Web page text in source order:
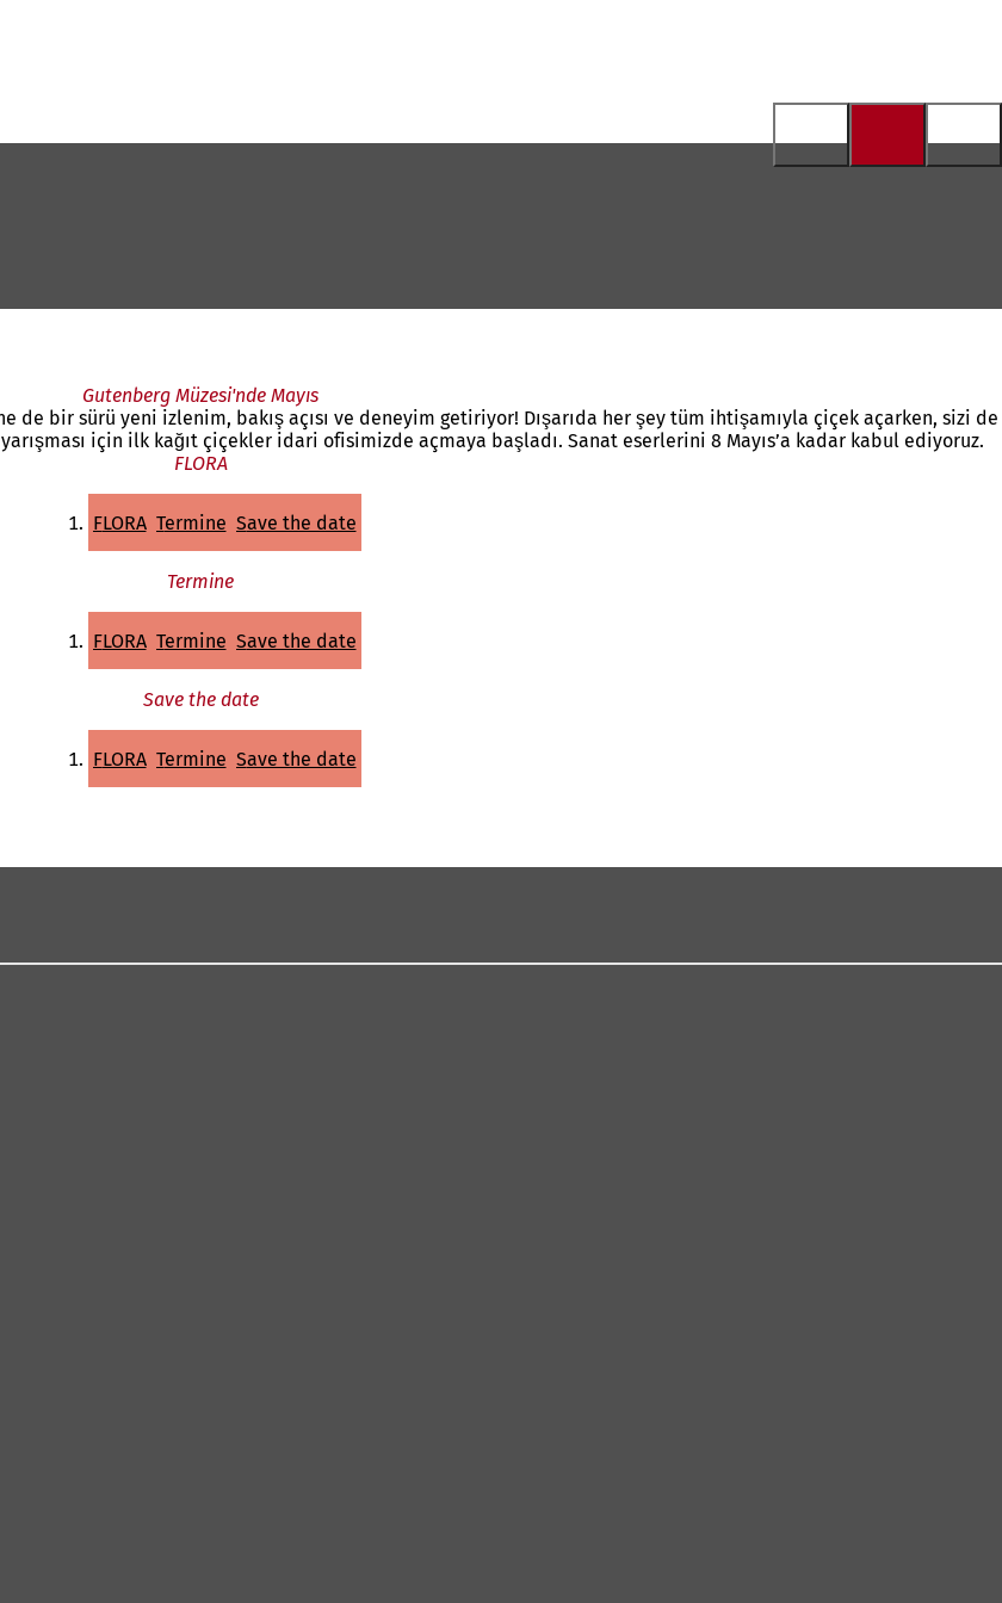
Gutenberg Müzesi'nde Mayıs
de bir sürü yeni izlenim, bakış açısı ve deneyim getiriyor! Dışarıda her şey tüm ihtişamıyla çiçek açarken, sizi de
için ilk kağıt çiçekler idari ofisimizde açmaya başladı. Sanat eserlerini 8 Mayıs’a kadar kabul ediyoruz.
FLORA
FLORA Termine Save the date
Termine
FLORA Termine Save the date
Save the date
FLORA Termine Save the date